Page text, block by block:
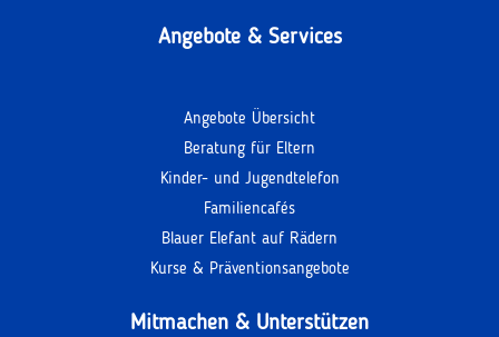
Angebote & Services
Angebote Übersicht
Beratung für Eltern
Kinder- und Jugendtelefon
Familiencafés
Blauer Elefant auf Rädern
Kurse & Präventionsangebote
Mitmachen & Unterstützen